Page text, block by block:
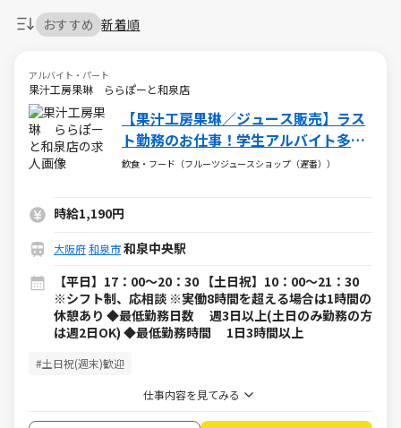
おすすめ 新着順
アルバイト・パート
果汁工房果琳 ららぽーと和泉店
【果汁工房果琳／ジュース販売】ラス
ト勤務のお仕事！学生アルバイト多数
活躍中！
飲食・フード（フルーツジュースショップ（遅番））
時給1,190円
大阪府和泉市和泉中央駅
【平日】17：00～20：30 【土日祝】10：00～21：30
※シフト制、応相談 ※実働8時間を超える場合は1時間の
休憩あり ◆最低勤務日数 週3日以上(土日のみ勤務の方
は週2日OK) ◆最低勤務時間 1日3時間以上
#土日祝(週末)歓迎
仕事内容を見てみる